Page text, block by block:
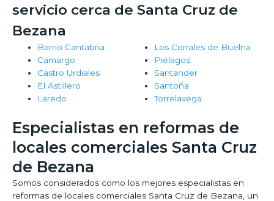
servicio cerca de Santa Cruz de
Bezana
Barrio Cantabria
Camargo
Castro Urdiales
El Astillero
Laredo
Los Corrales de Buelna
Piélagos
Santander
Santoña
Torrelavega
Especialistas en reformas de
locales comerciales Santa Cruz
de Bezana
Somos considerados como los mejores especialistas en
reformas de locales comerciales Santa Cruz de Bezana, un